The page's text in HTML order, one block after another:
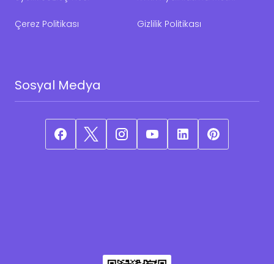
Çerez Politikası Gizlilik Politikası
Sosyal Medya